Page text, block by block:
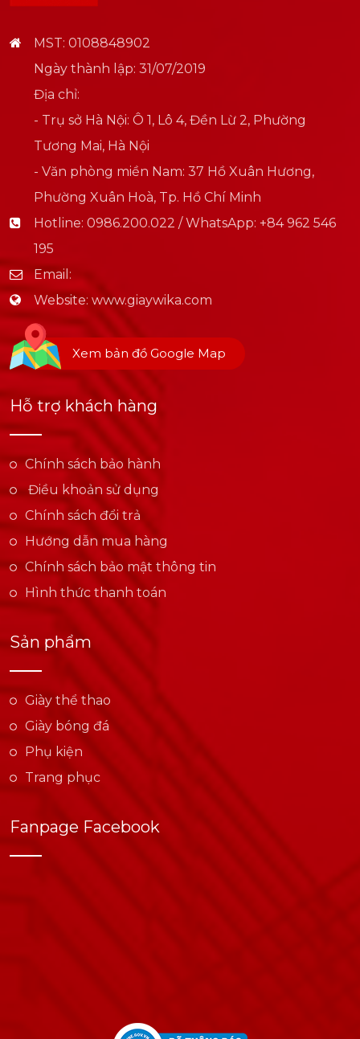
MST: 0108848902
Ngày thành lập: 31/07/2019
Địa chỉ:
- Trụ sở Hà Nội: Ô 1, Lô 4, Đền Lừ 2, Phường
Tương Mai, Hà Nội
- Văn phòng miền Nam: 37 Hồ Xuân Hương,
Phường Xuân Hoà, Tp. Hồ Chí Minh
Hotline: 0986.200.022 / WhatsApp: +84 962 546
195
Email:
Website: www.giaywika.com
Xem bản đồ Google Map
Hỗ trợ khách hàng
Chính sách bảo hành
Điều khoản sử dụng
Chính sách đổi trả
Hướng dẫn mua hàng
Chính sách bảo mật thông tin
Hình thức thanh toán
Sản phẩm
Giày thể thao
Giày bóng đá
Phụ kiện
Trang phục
Fanpage Facebook